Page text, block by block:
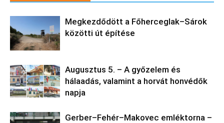
Megkezdődött a Főherceglak–Sárok
közötti út építése
Augusztus 5. – A győzelem és
hálaadás, valamint a horvát honvédők
napja
Gerber–Fehér–Makovec emléktorna –